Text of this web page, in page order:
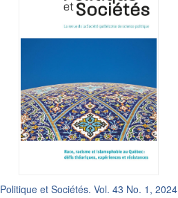
Politique et Sociétés. Vol. 43 No. 1, 2024